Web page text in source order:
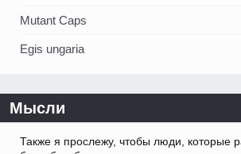
Mutant Caps
Egis ungaria
Мысли
Также я прослежу, чтобы люди, которые